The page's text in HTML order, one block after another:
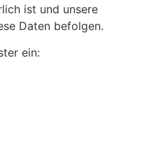
ist und unsere
Daten befolgen.
ein: